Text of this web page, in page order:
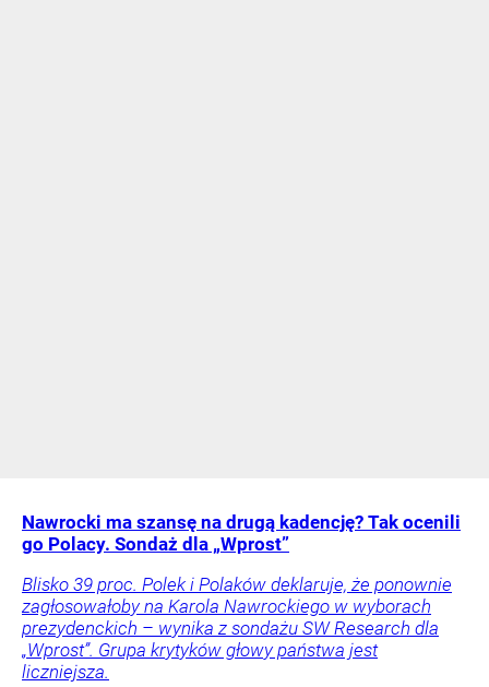
Nawrocki ma szansę na drugą kadencję? Tak ocenili
go Polacy. Sondaż dla „Wprost”
Blisko 39 proc. Polek i Polaków deklaruje, że ponownie
zagłosowałoby na Karola Nawrockiego w wyborach
prezydenckich – wynika z sondażu SW Research dla
„Wprost”. Grupa krytyków głowy państwa jest
liczniejsza.